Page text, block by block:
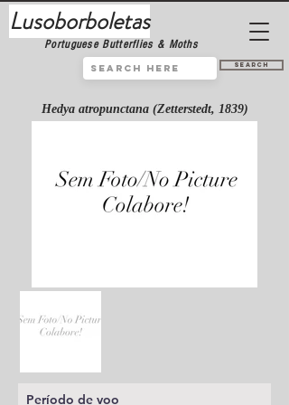
Lusoborboletas
Portuguese Butterflies & Moths
Search
Hedya atropunctana (Zetterstedt, 1839)
Período de voo